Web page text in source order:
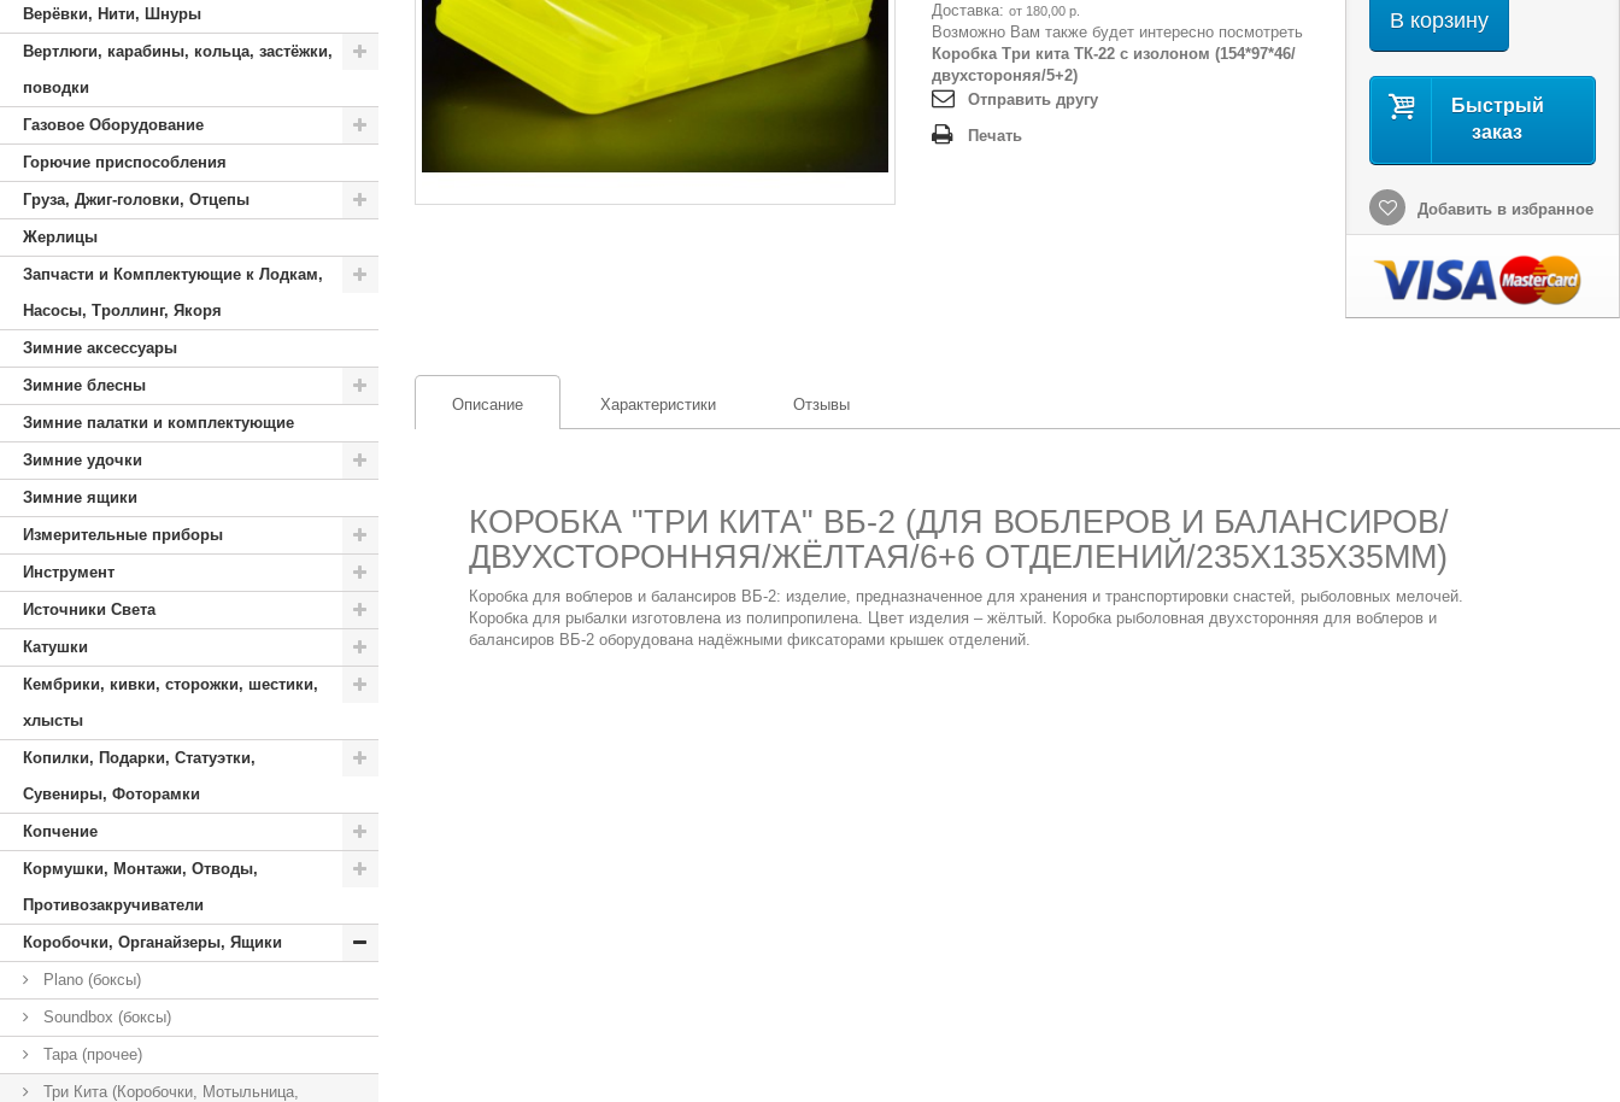
Верёвки, Нити, Шнуры
Вертлюги, карабины, кольца, застёжки,
поводки
Газовое Оборудование
Горючие приспособления
Груза, Джиг-головки, Отцепы
Жерлицы
Запчасти и Комплектующие к Лодкам,
Насосы, Троллинг, Якоря
Зимние аксессуары
Зимние блесны
Зимние палатки и комплектующие
Зимние удочки
Зимние ящики
Измерительные приборы
Инструмент
Источники Света
Катушки
Кембрики, кивки, сторожки, шестики,
хлысты
Копилки, Подарки, Статуэтки,
Сувениры, Фоторамки
Копчение
Кормушки, Монтажи, Отводы,
Противозакручиватели
Коробочки, Органайзеры, Ящики
Plano (боксы)
Soundbox (боксы)
Тара (прочее)
Три Кита (Коробочки, Мотыльница,
Доставка: от 180,00 р.
Возможно Вам также будет интересно посмотреть
Коробка Три кита ТК-22 с изолоном (154*97*46/
двухстороняя/5+2)
Отправить другу
Печать
В корзину
Быстрый
заказ
Добавить в избранное
Описание Характеристики Отзывы
КОРОБКА "ТРИ КИТА" ВБ-2 (ДЛЯ ВОБЛЕРОВ И БАЛАНСИРОВ/
ДВУХСТОРОННЯЯ/ЖЁЛТАЯ/6+6 ОТДЕЛЕНИЙ/235X135X35ММ)
Коробка для воблеров и балансиров ВБ-2: изделие, предназначенное для хранения и транспортировки снастей, рыболовных мелочей.
Коробка для рыбалки изготовлена из полипропилена. Цвет изделия – жёлтый. Коробка рыболовная двухсторонняя для воблеров и
балансиров ВБ-2 оборудована надёжными фиксаторами крышек отделений.